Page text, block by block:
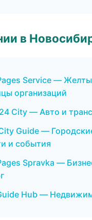
в
Service —
организаций
City — Авто и
Guide —
и события
Spravka —
Hub —